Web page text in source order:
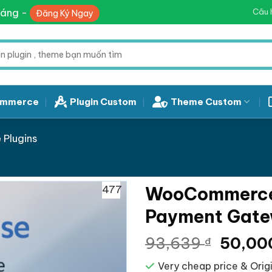
- Đăng Ký Ngay Câu
Plugin Custom Theme Custom
477
Payment
93,639₫ Giá
gốc
Very cheap price &